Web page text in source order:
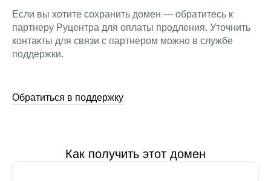
Если вы хотите сохранить домен — обратитесь к
партнеру Руцентра для оплаты продления. Уточнить
контакты для связи с партнером можно в службе
поддержки.
Обратиться в поддержку
Как получить этот домен